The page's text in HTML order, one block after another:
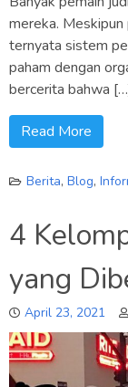
mereka.
ternyata sistem
paham dengan
bercerita bahwa
Read More
Berita, Blog,
4
yang
April 23, 2021